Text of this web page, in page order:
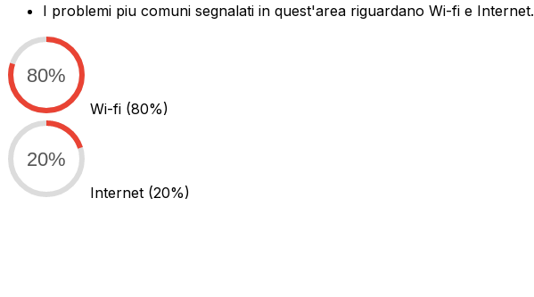
I problemi piu comuni segnalati in quest'area riguardano Wi-fi e Internet.
80%
Wi-fi (80%)
20%
Internet (20%)